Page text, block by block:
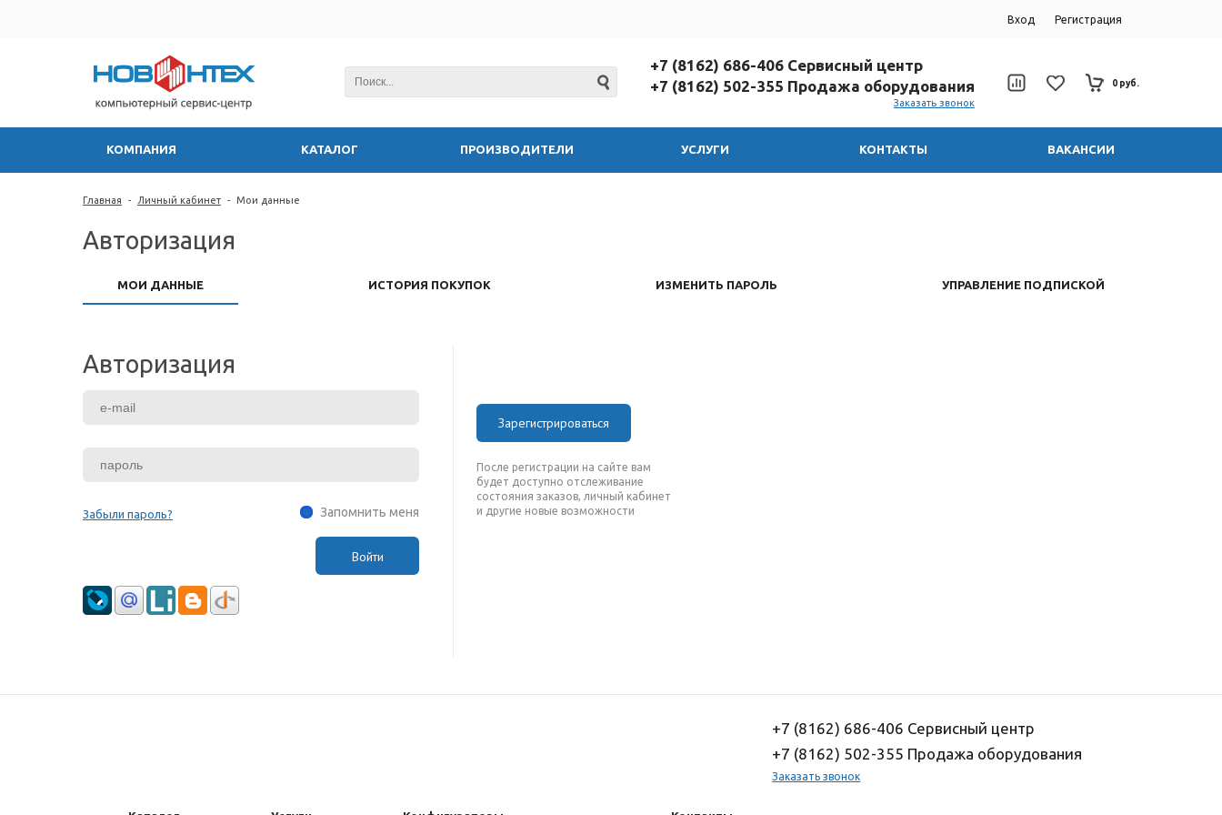
Вход Регистрация
+7 (8162) 686-406 Сервисный центр
+7 (8162) 502-355 Продажа оборудования
Заказать звонок
0 руб.
КОМПАНИЯ КАТАЛОГ ПРОИЗВОДИТЕЛИ УСЛУГИ КОНТАКТЫ ВАКАНСИИ
Главная - Личный кабинет - Мои данные
Авторизация
МОИ ДАННЫЕ ИСТОРИЯ ПОКУПОК ИЗМЕНИТЬ ПАРОЛЬ УПРАВЛЕНИЕ ПОДПИСКОЙ
Авторизация
Забыли пароль? Запомнить меня
Зарегистрироваться
После регистрации на сайте вам
будет доступно отслеживание
состояния заказов, личный кабинет
и другие новые возможности
+7 (8162) 686-406 Сервисный центр
+7 (8162) 502-355 Продажа оборудования
Заказать звонок